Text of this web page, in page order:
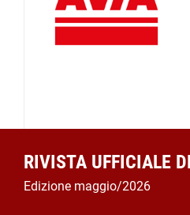
RIVISTA UFFICIALE
Edizione maggio/2026